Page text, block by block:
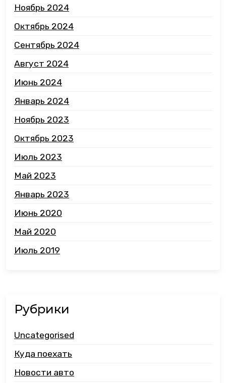
Ноябрь 2024
Октябрь 2024
Сентябрь 2024
Август 2024
Июнь 2024
Январь 2024
Ноябрь 2023
Октябрь 2023
Июль 2023
Май 2023
Январь 2023
Июнь 2020
Май 2020
Июль 2019
Рубрики
Uncategorised
Куда поехать
Новости авто